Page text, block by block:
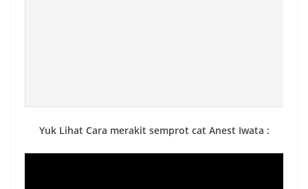
Yuk Lihat Cara merakit semprot cat Anest Iwata :